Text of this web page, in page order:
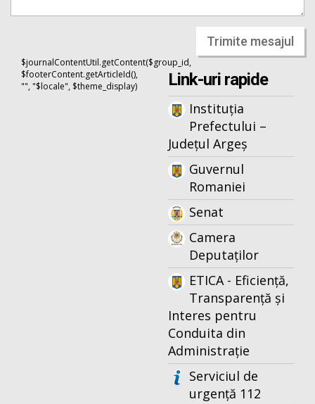
Trimite mesajul
$journalContentUtil.getContent($group_id,
$footerContent.getArticleId(),
"", "$locale", $theme_display)
Link-uri rapide
Instituția
Prefectului –
Județul Argeș
Guvernul
Romaniei
Senat
Camera
Deputaților
ETICA - Eficiență,
Transparență și
Interes pentru
Conduita din
Administrație
Serviciul de
urgență 112